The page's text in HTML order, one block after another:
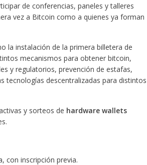
de conferencias, paneles y talleres
vez a Bitcoin como a quienes ya forman
la instalación de la primera billetera de
mecanismos para obtener bitcoin,
y regulatorios, prevención de estafas,
tecnologías descentralizadas para distintos
y sorteos de hardware wallets
con inscripción previa.